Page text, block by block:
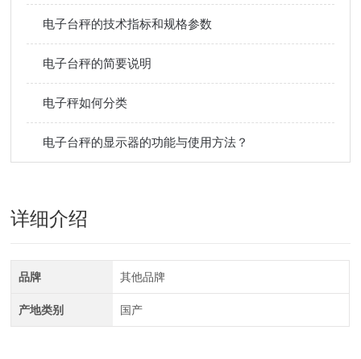
电子台秤的技术指标和规格参数
电子台秤的简要说明
电子秤如何分类
电子台秤的显示器的功能与使用方法？
详细介绍
品牌 其他品牌
产地类别 国产